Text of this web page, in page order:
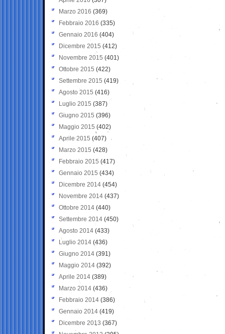
Marzo 2016 (369)
Febbraio 2016 (335)
Gennaio 2016 (404)
Dicembre 2015 (412)
Novembre 2015 (401)
Ottobre 2015 (422)
Settembre 2015 (419)
Agosto 2015 (416)
Luglio 2015 (387)
Giugno 2015 (396)
Maggio 2015 (402)
Aprile 2015 (407)
Marzo 2015 (428)
Febbraio 2015 (417)
Gennaio 2015 (434)
Dicembre 2014 (454)
Novembre 2014 (437)
Ottobre 2014 (440)
Settembre 2014 (450)
Agosto 2014 (433)
Luglio 2014 (436)
Giugno 2014 (391)
Maggio 2014 (392)
Aprile 2014 (389)
Marzo 2014 (436)
Febbraio 2014 (386)
Gennaio 2014 (419)
Dicembre 2013 (367)